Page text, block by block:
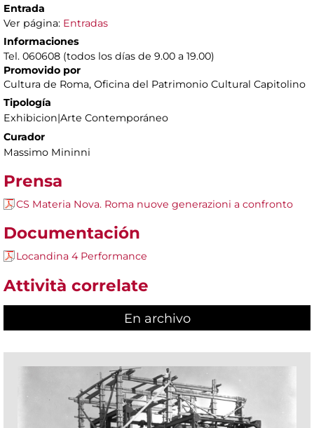
Entrada
Ver página: Entradas
Informaciones
Tel. 060608 (todos los días de 9.00 a 19.00)
Promovido por
Cultura de Roma, Oficina del Patrimonio Cultural Capitolino
Tipología
Exhibicion|Arte Contemporáneo
Curador
Massimo Mininni
Prensa
CS Materia Nova. Roma nuove generazioni a confronto
Documentación
Locandina 4 Performance
Attività correlate
En archivo